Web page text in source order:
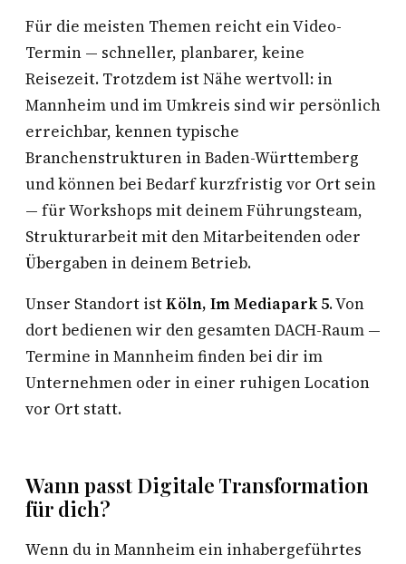
Für die meisten Themen reicht ein Video-
Termin — schneller, planbarer, keine
Reisezeit. Trotzdem ist Nähe wertvoll: in
Mannheim und im Umkreis sind wir persönlich
erreichbar, kennen typische
Branchenstrukturen in Baden-Württemberg
und können bei Bedarf kurzfristig vor Ort sein
— für Workshops mit deinem Führungsteam,
Strukturarbeit mit den Mitarbeitenden oder
Übergaben in deinem Betrieb.
Unser Standort istKöln, Im Mediapark 5. Von
dort bedienen wir den gesamten DACH-Raum —
Termine in Mannheim finden bei dir im
Unternehmen oder in einer ruhigen Location
vor Ort statt.
Wann passt Digitale Transformation
für dich?
Wenn du in Mannheim ein inhabergeführtes